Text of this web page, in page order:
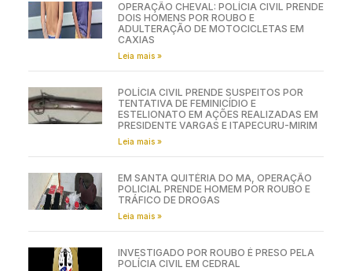
OPERAÇÃO CHEVAL: POLÍCIA CIVIL PRENDE
DOIS HOMENS POR ROUBO E
ADULTERAÇÃO DE MOTOCICLETAS EM
CAXIAS
Leia mais »
POLÍCIA CIVIL PRENDE SUSPEITOS POR
TENTATIVA DE FEMINICÍDIO E
ESTELIONATO EM AÇÕES REALIZADAS EM
PRESIDENTE VARGAS E ITAPECURU-MIRIM
Leia mais »
EM SANTA QUITÉRIA DO MA, OPERAÇÃO
POLICIAL PRENDE HOMEM POR ROUBO E
TRÁFICO DE DROGAS
Leia mais »
INVESTIGADO POR ROUBO É PRESO PELA
POLÍCIA CIVIL EM CEDRAL